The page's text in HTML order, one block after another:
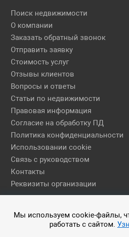
Поиск недвижимости
О компании
Заказать обратный звонок
Отправить заявку
Стоимость услуг
Отзывы клиентов
Вопросы и ответы
Статьи по недвижимости
Правовая информация
Согласие на обработку ПД
Политика конфиденциальности
Использовании cookie
Связь с руководством
Контакты
Реквизиты организации
Правовая информация
© 2026 АН ЕГСН
Мы используем cookie-файлы,
работать с сайтом.